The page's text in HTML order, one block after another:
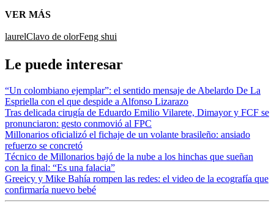
VER MÁS
laurelClavo de olorFeng shui
Le puede interesar
“Un colombiano ejemplar”: el sentido mensaje de Abelardo De La
Espriella con el que despide a Alfonso Lizarazo
Tras delicada cirugía de Eduardo Emilio Vilarete, Dimayor y FCF se
pronunciaron: gesto conmovió al FPC
Millonarios oficializó el fichaje de un volante brasileño: ansiado
refuerzo se concretó
Técnico de Millonarios bajó de la nube a los hinchas que sueñan
con la final: “Es una falacia”
Greeicy y Mike Bahía rompen las redes: el video de la ecografía que
confirmaría nuevo bebé